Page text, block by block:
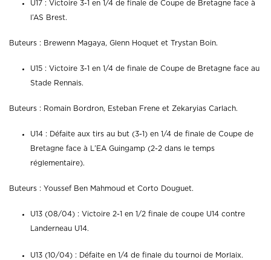
U17 : Victoire 3-1 en 1/4 de finale de Coupe de Bretagne face à
l’AS Brest.
Buteurs : Brewenn Magaya, Glenn Hoquet et Trystan Boin.
U15 : Victoire 3-1 en 1/4 de finale de Coupe de Bretagne face au
Stade Rennais.
Buteurs : Romain Bordron, Esteban Frene et Zekaryias Carlach.
U14 : Défaite aux tirs au but (3-1) en 1/4 de finale de Coupe de
Bretagne face à L’EA Guingamp (2-2 dans le temps
réglementaire).
Buteurs : Youssef Ben Mahmoud et Corto Douguet.
U13 (08/04) : Victoire 2-1 en 1/2 finale de coupe U14 contre
Landerneau U14.
U13 (10/04) : Défaite en 1/4 de finale du tournoi de Morlaix.